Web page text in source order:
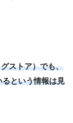
ストア）でも、
という情報は見